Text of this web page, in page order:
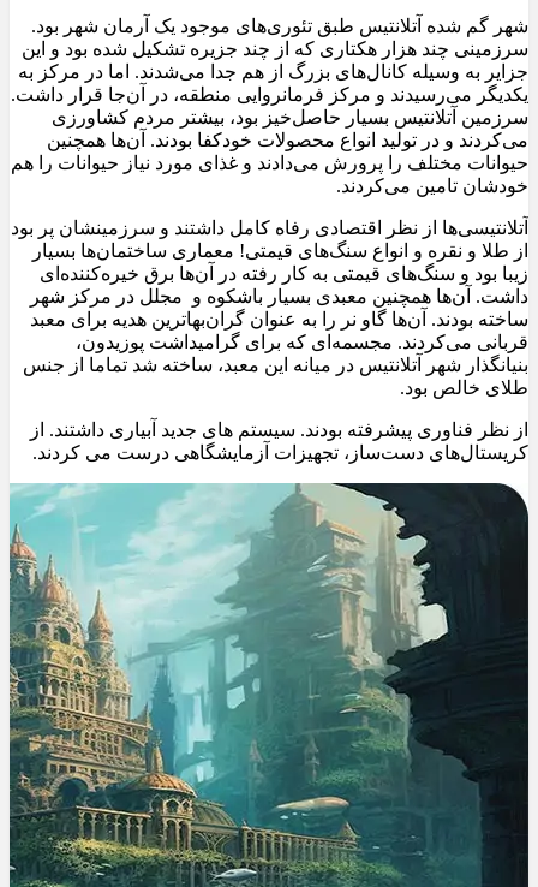
شهر گم شده آتلانتیس طبق تئوری‌های موجود یک آرمان شهر بود.
سرزمینی چند هزار هکتاری که از چند جزیره تشکیل شده بود و این
جزایر به وسیله کانال‌های بزرگ از هم جدا می‌شدند. اما در مرکز به
یکدیگر می‌رسیدند و مرکز فرمانروایی منطقه، در آن‌جا قرار داشت.
سرزمین آتلانتیس بسیار حاصل‌خیز بود، بیشتر مردم کشاورزی
می‌کردند و در تولید انواع محصولات خودکفا بودند. آن‌ها همچنین
حیوانات مختلف را پرورش می‌دادند و غذای مورد نیاز حیوانات را هم
خودشان تامین می‌کردند.
آتلانتیسی‌ها از نظر اقتصادی رفاه کامل داشتند و سرزمینشان پر بود
از طلا و نقره و انواع سنگ‌های قیمتی! معماری ساختما‌ن‌ها بسیار
زیبا بود و سنگ‌های قیمتی به کار رفته در آن‌ها برق خیره‌کننده‌ای
داشت. آن‌ها همچنین معبدی بسیار باشکوه و مجلل در مرکز شهر
ساخته بودند. آن‌ها گاو نر را به عنوان گران‌بهاترین هدیه برای معبد
قربانی می‌کردند. مجسمه‌ای که برای گرامیداشت پوزیدون،
بنیانگذار شهر آتلانتیس در میانه این معبد، ساخته شد تماما از جنس
طلای خالص بود.
از نظر فناوری پیشرفته بودند. سیستم های جدید آبیاری داشتند. از
کریستال‌های دست‌ساز، تجهیزات آزمایشگاهی درست می کردند.